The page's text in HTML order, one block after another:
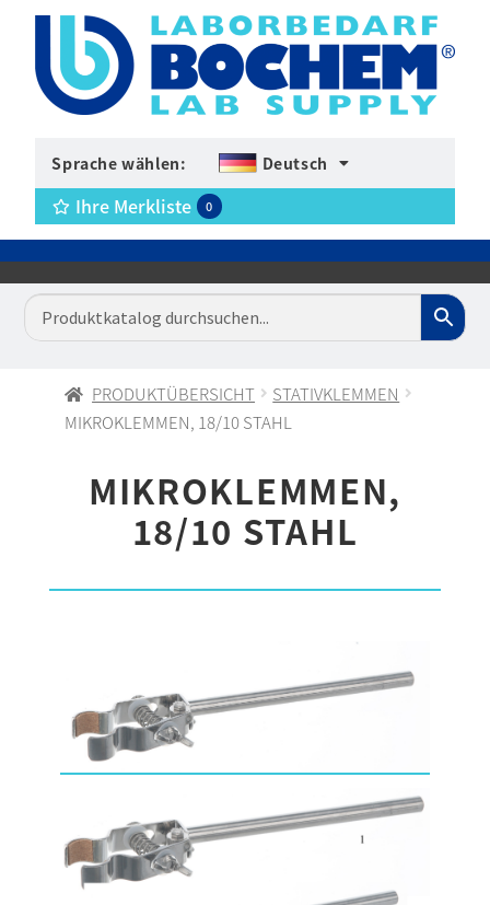
Sprache wählen: Deutsch
Ihre Merkliste 0
PRODUKTÜBERSICHT
STATIVKLEMMEN
MIKROKLEMMEN, 18/10 STAHL
MIKROKLEMMEN,
18/10 STAHL